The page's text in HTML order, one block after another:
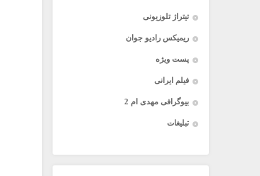
تیتراژ تلوزیونی
ریمیکس رادیو جوان
پست ویژه
فیلم ایرانی
بیوگرافی مهدی ام 2
تبلیغات